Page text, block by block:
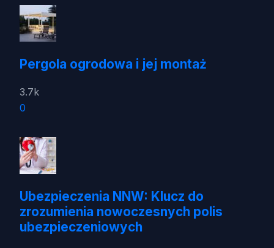
Pergola ogrodowa i jej montaż
3.7k
0
Ubezpieczenia NNW: Klucz do
zrozumienia nowoczesnych polis
ubezpieczeniowych